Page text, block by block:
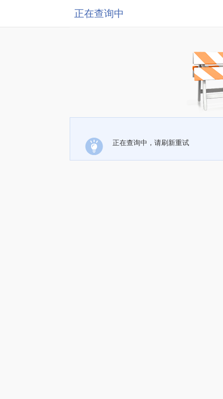
正在查询中
正在查询中，请刷新重试